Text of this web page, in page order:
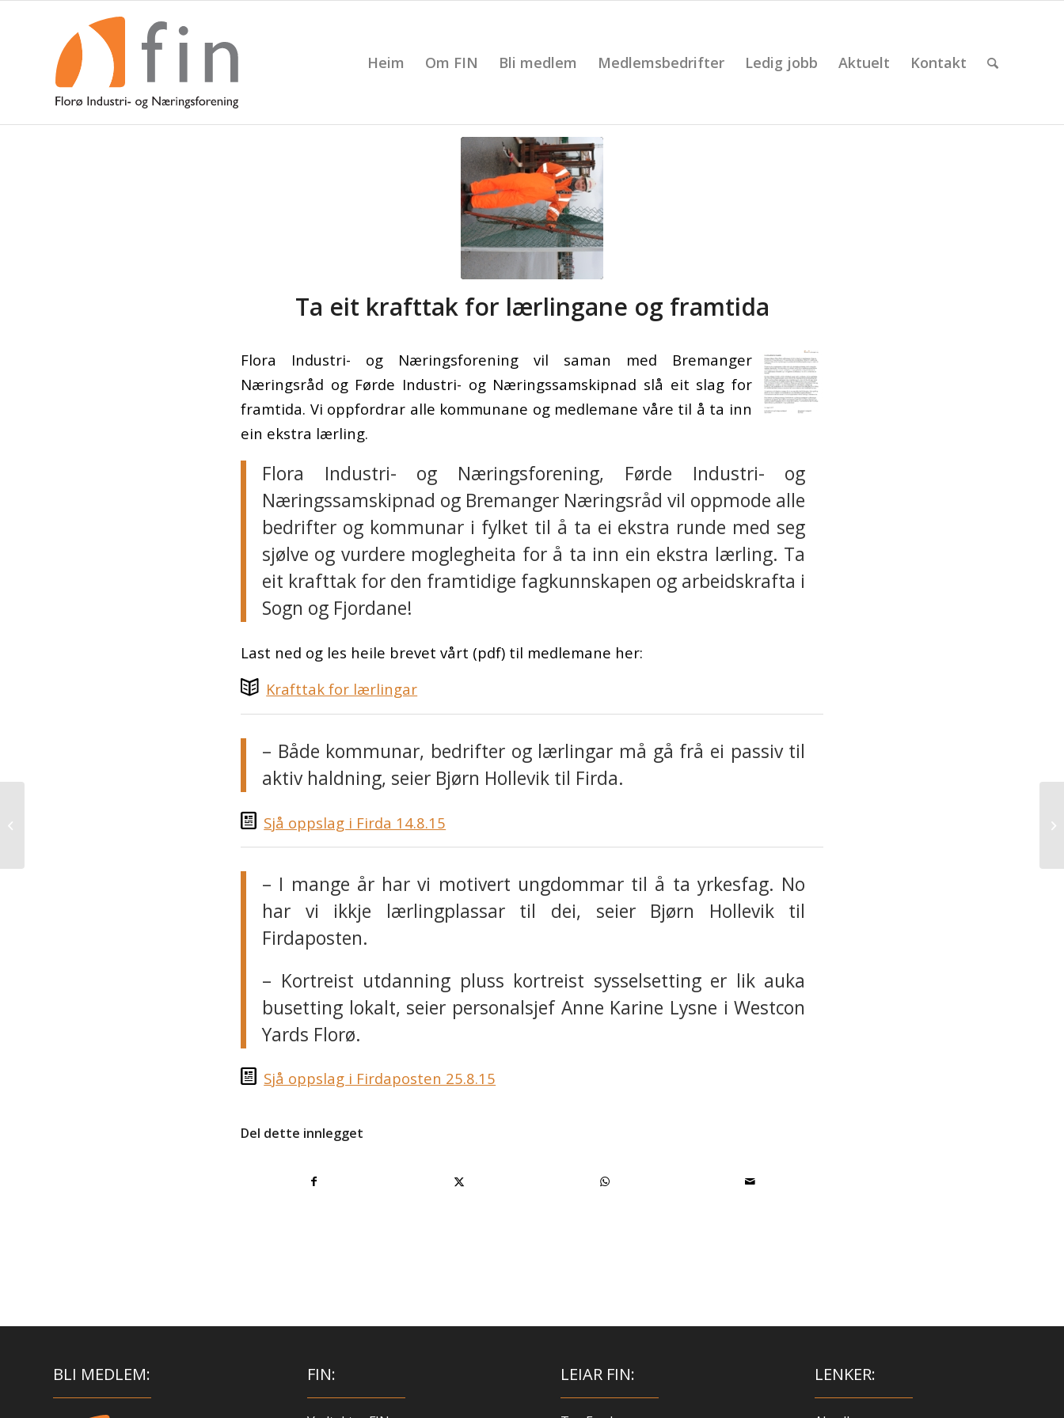
Heim Om FIN Bli medlem Medlemsbedrifter Ledig jobb Aktuelt Kontakt
Ta eit krafttak for lærlingane og framtida
Flora Industri- og Næringsforening vil saman med Bremanger
Næringsråd og Førde Industri- og Næringssamskipnad slå eit slag for
framtida. Vi oppfordrar alle kommunane og medlemane våre til å ta inn
ein ekstra lærling.
Flora Industri- og Næringsforening, Førde Industri- og
Næringssamskipnad og Bremanger Næringsråd vil oppmode alle
bedrifter og kommunar i fylket til å ta ei ekstra runde med seg
sjølve og vurdere moglegheita for å ta inn ein ekstra lærling. Ta
eit krafttak for den framtidige fagkunnskapen og arbeidskrafta i
Sogn og Fjordane!
Last ned og les heile brevet vårt (pdf) til medlemane her:
Krafttak for lærlingar
– Både kommunar, bedrifter og lærlingar må gå frå ei passiv til
aktiv haldning, seier Bjørn Hollevik til Firda.
Sjå oppslag i Firda 14.8.15
– I mange år har vi motivert ungdommar til å ta yrkesfag. No
har vi ikkje lærlingplassar til dei, seier Bjørn Hollevik til
Firdaposten.
– Kortreist utdanning pluss kortreist sysselsetting er lik auka
busetting lokalt, seier personalsjef Anne Karine Lysne i Westcon
Yards Florø.
Sjå oppslag i Firdaposten 25.8.15
Del dette innlegget
BLI MEDLEM: FIN: LEIAR FIN: LENKER: